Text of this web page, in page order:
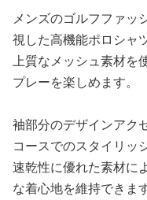
メンズのゴルフファッ
視した高機能ポロシャ
上質なメッシュ素材を
プレーを楽しめます。
袖部分のデザインアク
コースでのスタイリッ
速乾性に優れた素材に
な着心地を維持できます